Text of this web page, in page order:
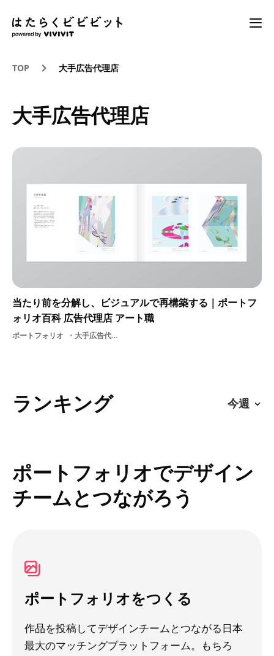
TOP 大手広告代理店
大手広告代理店
当たり前を分解し、ビジュアルで再構築する｜ポートフ
ォリオ百科 広告代理店 アート職
ポートフォリオ 大手広告代理店
ランキング
ポートフォリオでデザイン
チームとつながろう
ポートフォリオをつくる
作品を投稿してデザインチームとつながる日本
最大のマッチングプラットフォーム。もちろ